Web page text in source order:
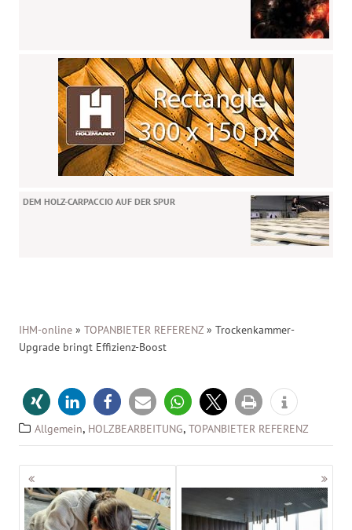
DEM HOLZ-CARPACCIO AUF DER SPUR
IHM-online »TOPANBIETER REFERENZ »Trockenkammer-
Upgrade bringt Effizienz-Boost
Allgemein, HOLZBEARBEITUNG,TOPANBIETER REFERENZ
Beitragsnavigation